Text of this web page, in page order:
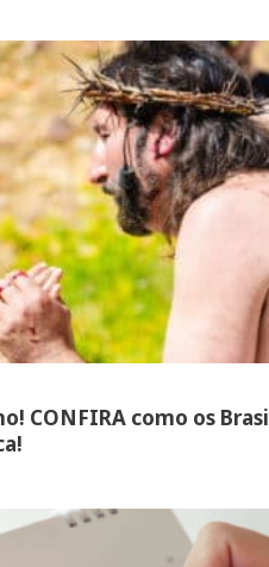
CONFIRA como os